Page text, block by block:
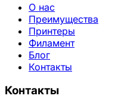
О нас
Преимущества
Принтеры
Филамент
Блог
Контакты
Контакты